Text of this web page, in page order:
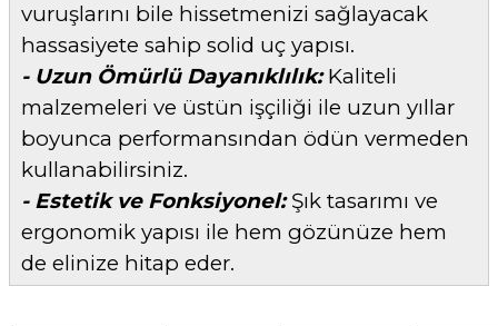
vuruşlarını bile hissetmenizi sağlayacak
hassasiyete sahip solid uç yapısı.
- Uzun Ömürlü Dayanıklılık:Kaliteli
malzemeleri ve üstün işçiliği ile uzun yıllar
boyunca performansından ödün vermeden
kullanabilirsiniz.
- Estetik ve Fonksiyonel:Şık tasarımı ve
ergonomik yapısı ile hem gözünüze hem
de elinize hitap eder.